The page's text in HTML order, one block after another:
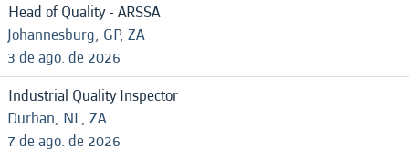
Head of Quality - ARSSA
Johannesburg, GP, ZA
3 de ago. de 2026
Industrial Quality Inspector
Durban, NL, ZA
7 de ago. de 2026